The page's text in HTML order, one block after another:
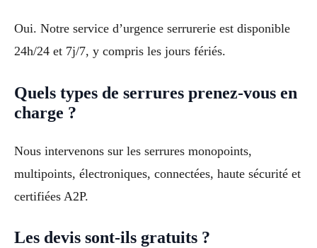
Oui. Notre service d’urgence serrurerie est disponible
24h/24 et 7j/7, y compris les jours fériés.
Quels types de serrures prenez-vous en
charge ?
Nous intervenons sur les serrures monopoints,
multipoints, électroniques, connectées, haute sécurité et
certifiées A2P.
Les devis sont-ils gratuits ?